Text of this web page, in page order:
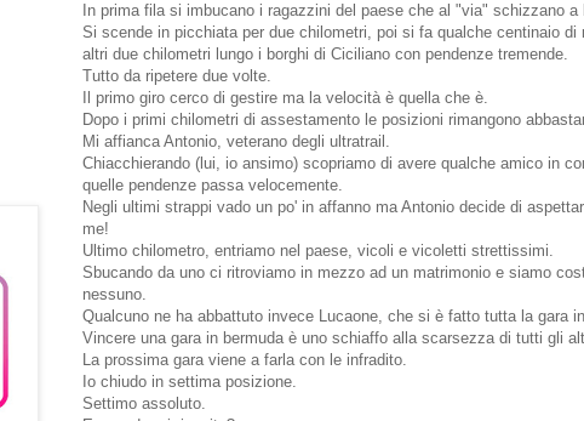
In prima fila si imbucano i ragazzini del paese che al "via" schizzano a
Si scende in picchiata per due chilometri, poi si fa qualche centinaio
altri due chilometri lungo i borghi di Ciciliano con pendenze tremende.
Tutto da ripetere due volte.
Il primo giro cerco di gestire ma la velocità è quella che è.
Dopo i primi chilometri di assestamento le posizioni rimangono
Mi affianca Antonio, veterano degli ultratrail.
Chiacchierando (lui, io ansimo) scopriamo di avere qualche amico in
quelle pendenze passa velocemente.
Negli ultimi strappi vado un po' in affanno ma Antonio decide di
me!
Ultimo chilometro, entriamo nel paese, vicoli e vicoletti strettissimi.
Sbucando da uno ci ritroviamo in mezzo ad un matrimonio e siamo
nessuno.
Qualcuno ne ha abbattuto invece Lucaone, che si è fatto tutta la gara
Vincere una gara in bermuda è uno schiaffo alla scarsezza di tutti gli
La prossima gara viene a farla con le infradito.
Io chiudo in settima posizione.
Settimo assoluto.